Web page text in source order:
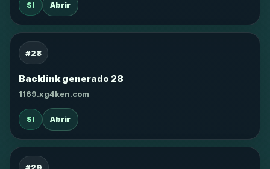
SI Abrir
#28
Backlink generado 28
1169.xg4ken.com
SI Abrir